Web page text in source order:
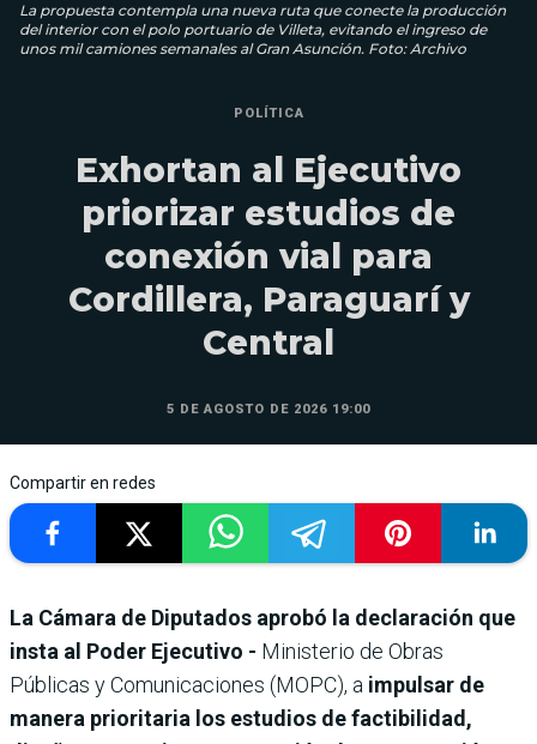
La propuesta contempla una nueva ruta que conecte la producción
del interior con el polo portuario de Villeta, evitando el ingreso de
unos mil camiones semanales al Gran Asunción. Foto: Archivo
POLÍTICA
Exhortan al Ejecutivo
priorizar estudios de
conexión vial para
Cordillera, Paraguarí y
Central
5 DE AGOSTO DE 2026 19:00
Compartir en redes
La Cámara de Diputados aprobó la declaración que
insta al Poder Ejecutivo - Ministerio de Obras
Públicas y Comunicaciones (MOPC), a impulsar de
manera prioritaria los estudios de factibilidad,